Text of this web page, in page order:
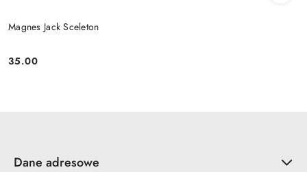
Magnes Jack Sceleton
Cena:
35.00
Dane adresowe